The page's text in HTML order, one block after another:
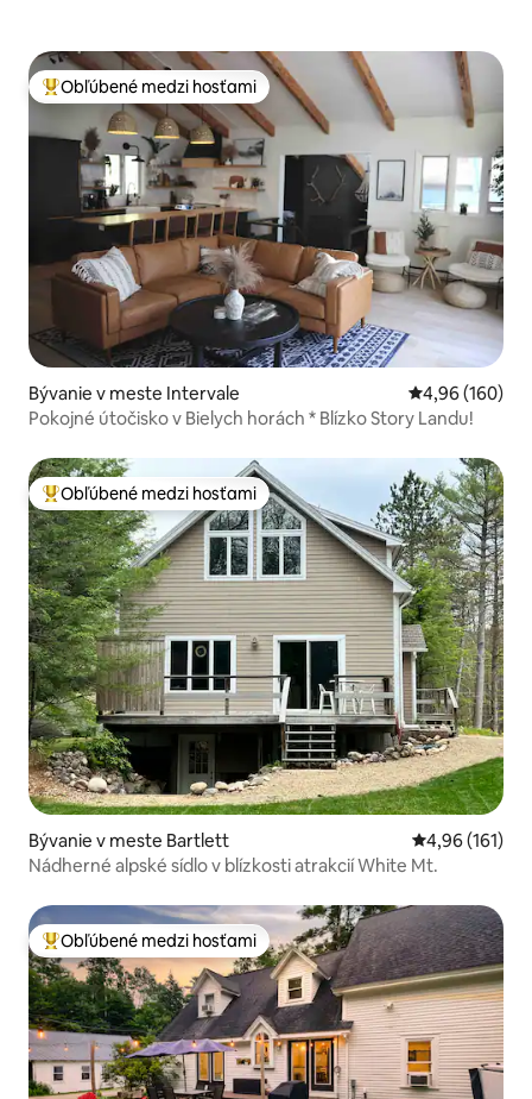
Najobľúbenejšie medzi hosťami
Obľúbené medzi hosťami
Bývanie v meste Intervale Priemerné
4,96 (160)
Pokojné útočisko v Bielych horách * Blízko Story Landu!
Najobľúbenejšie medzi hosťami
Obľúbené medzi hosťami
Bývanie v meste Bartlett Priemerné
4,96 (161)
Nádherné alpské sídlo v blízkosti atrakcií White Mt.
Najobľúbenejšie medzi hosťami
Obľúbené medzi hosťami